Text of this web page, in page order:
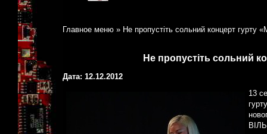
Главное меню » Не пропустіть сольний концерт гурту
Не пропустіть сольний
Дата: 12.12.2012
13